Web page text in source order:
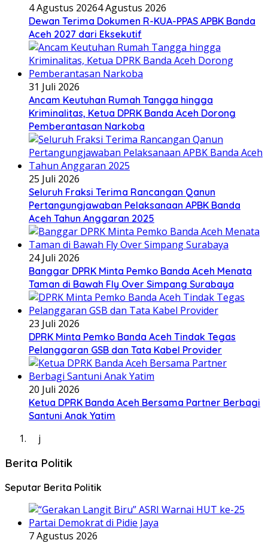
4 Agustus 20264 Agustus 2026
Dewan Terima Dokumen R-KUA-PPAS APBK Banda
Aceh 2027 dari Eksekutif
31 Juli 2026
Ancam Keutuhan Rumah Tangga hingga
Kriminalitas, Ketua DPRK Banda Aceh Dorong
Pemberantasan Narkoba
25 Juli 2026
Seluruh Fraksi Terima Rancangan Qanun
Pertangungjawaban Pelaksanaan APBK Banda
Aceh Tahun Anggaran 2025
24 Juli 2026
Banggar DPRK Minta Pemko Banda Aceh Menata
Taman di Bawah Fly Over Simpang Surabaya
23 Juli 2026
DPRK Minta Pemko Banda Aceh Tindak Tegas
Pelanggaran GSB dan Tata Kabel Provider
20 Juli 2026
Ketua DPRK Banda Aceh Bersama Partner Berbagi
Santuni Anak Yatim
j
Berita Politik
Seputar Berita Politik
7 Agustus 2026